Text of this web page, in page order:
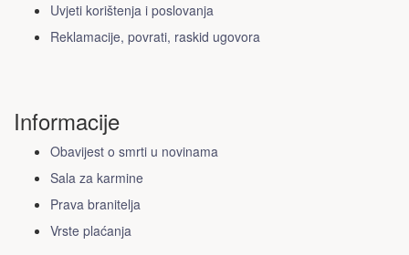
Uvjeti korištenja i poslovanja
Reklamacije, povrati, raskid ugovora
Informacije
Obavijest o smrti u novinama
Sala za karmine
Prava branitelja
Vrste plaćanja